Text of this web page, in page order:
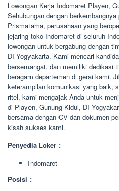
Lowongan Kerja Indomaret Playen,
Sehubungan dengan
Prismatama, perusahaan yang
jejaring toko Indomaret di seluruh
lowongan untuk bergabung dengan
DI Yogyakarta. Kami mencari
bersemangat, dan memiliki dedikasi
beragam departemen di gerai kami.
keterampilan komunikasi yang baik,
ritel, kami mengajak Anda untuk
di Playen, Gunung Kidul, DI
bersama dengan CV dan dokumen
kisah sukses kami.
Penyedia Loker :
Indomaret
Posisi :